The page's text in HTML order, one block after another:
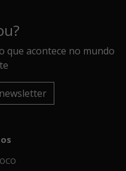
que acontece no mundo